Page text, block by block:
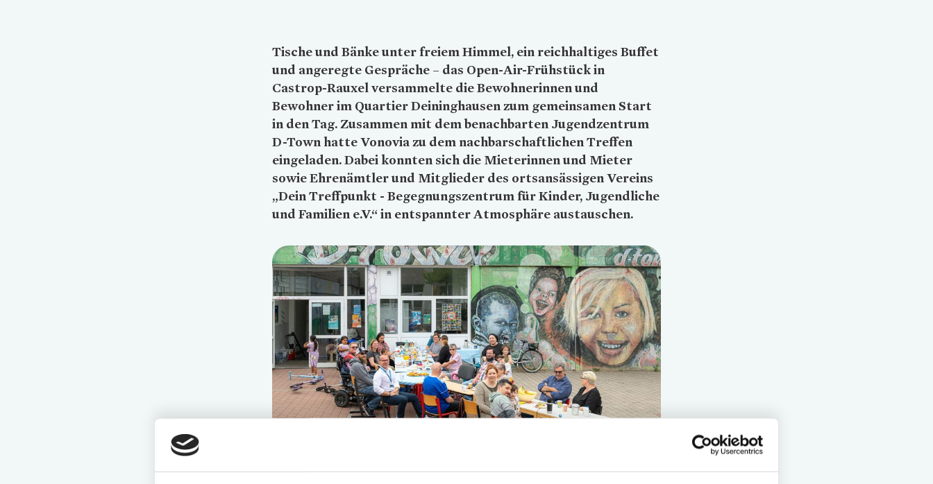
Tische und Bänke unter freiem Himmel, ein reichhaltiges Buffet
und angeregte Gespräche – das Open-Air-Frühstück in
Castrop-Rauxel versammelte die Bewohnerinnen und
Bewohner im Quartier Deininghausen zum gemeinsamen Start
in den Tag. Zusammen mit dem benachbarten Jugendzentrum
D-Town hatteVonoviazu dem nachbarschaftlichen Treffen
eingeladen. Dabei konnten sich die Mieterinnen und Mieter
sowie Ehrenämtler und Mitglieder des ortsansässigen Vereins
„Dein Treffpunkt - Begegnungszentrum für Kinder, Jugendliche
und Familien e.V.“ in entspannter Atmosphäre austauschen.
Loading...